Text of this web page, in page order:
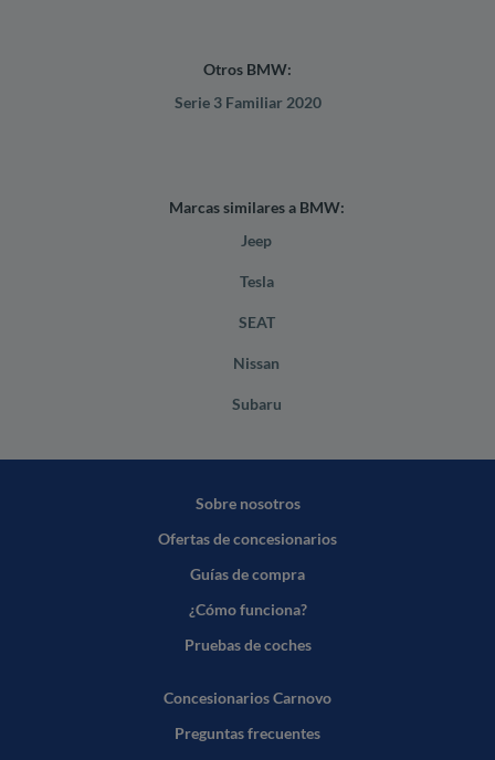
Otros BMW:
Serie 3 Familiar 2020
Marcas similares a BMW:
Jeep
Tesla
SEAT
Nissan
Subaru
Sobre nosotros
Ofertas de concesionarios
Guías de compra
¿Cómo funciona?
Pruebas de coches
Concesionarios Carnovo
Preguntas frecuentes